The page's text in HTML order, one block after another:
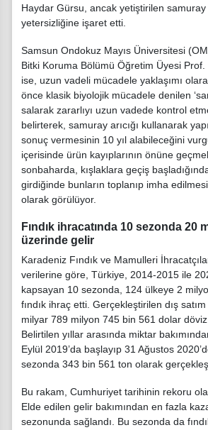
Hay­dar Gürsu, ancak yetiştirilen samuray
yeter­sizliğine işaret etti.
Samsun Ondokuz Mayıs Üniversitesi
Bitki Ko­ruma Bölümü Öğretim Üyesi
ise, uzun vadeli mücadele yaklaşımı
önce klasik biyolojik mücadele denilen
salarak zararlı­yı uzun vadede kontrol
belirterek, samu­ray arıcığı kullanarak
sonuç verme­sinin 10 yıl alabileceğini
içerisinde ürün kayıplarının önüne
sonbaharda, kışlaklara geçiş
girdiğinde bunların top­lanıp imha
olarak görülüyor.
Fındık ihracatında 10 sezonda 20
üzerinde gelir
Karadeniz Fındık ve Mamulleri
verilerine göre, Türkiye, 2014-2015 ile
kapsayan 10 sezonda, 124 ülkeye 2
fındık ihraç etti. Gerçekleştirilen dış satım
milyar 789 milyon 745 bin 561 dolar
Belirtilen yıllar arasında miktar
Eylül 2019’da başlayıp 31 Ağustos
sezonda 343 bin 561 ton olarak
Bu rakam, Cumhuriyet tarihinin rekoru
Elde edilen gelir bakımından en fazla
sezonunda sağlandı. Bu sezonda da